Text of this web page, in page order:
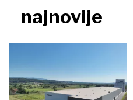
najnovije